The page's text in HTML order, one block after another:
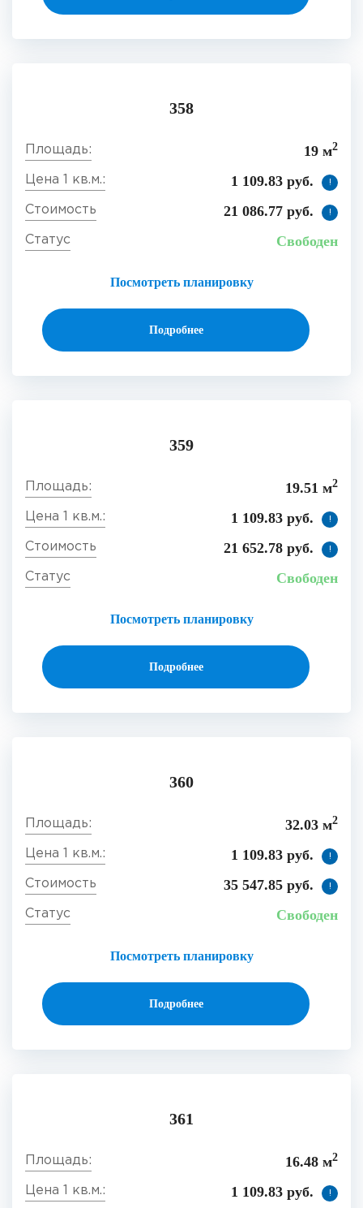
358
19 м2
1 109.83 руб. !
21 086.77 руб. !
Посмотреть планировку
Свободен
Подробнее
359
19.51 м2
1 109.83 руб. !
21 652.78 руб. !
Посмотреть планировку
Свободен
Подробнее
360
32.03 м2
1 109.83 руб. !
35 547.85 руб. !
Посмотреть планировку
Свободен
Подробнее
361
16.48 м2
1 109.83 руб. !